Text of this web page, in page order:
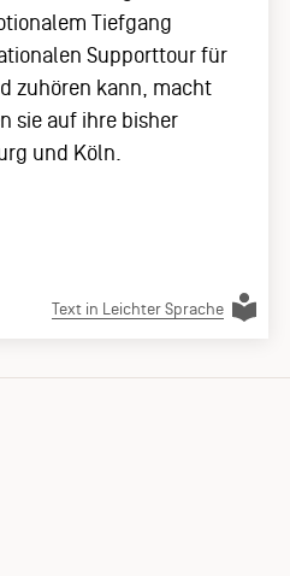
Tiefgang
Supporttour für
zuhören kann, macht
sie auf ihre bisher
und Köln.
Text in Leichter Sprache